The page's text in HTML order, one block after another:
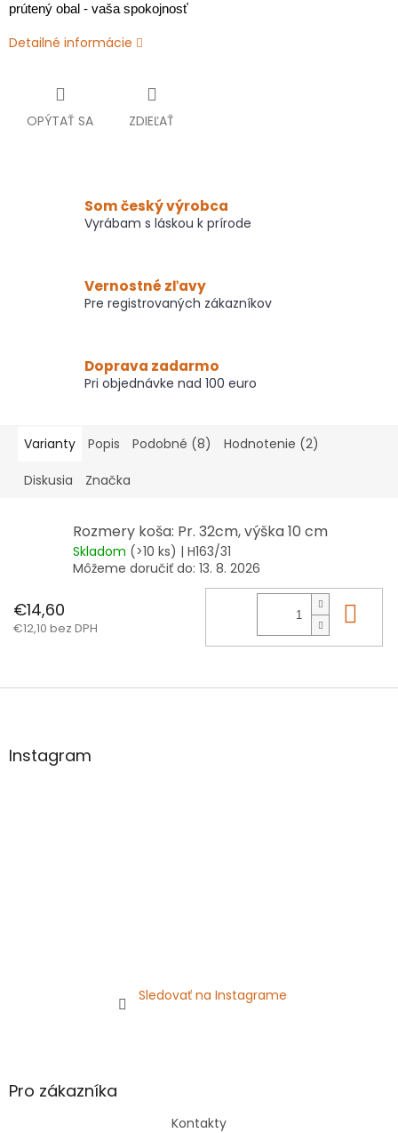
prútený obal - vaša spokojnosť
Detailné informácie
OPÝTAŤ SA ZDIEĽAŤ
Som český výrobca
Vyrábam s láskou k prírode
Vernostné zľavy
Pre registrovaných zákazníkov
Doprava zadarmo
Pri objednávke nad 100 euro
Varianty Popis Podobné (8) Hodnotenie (2)
Diskusia Značka
Rozmery koša: Pr. 32cm, výška 10 cm
Skladom (>10 ks) | H163/31
Môžeme doručiť do: 13. 8. 2026
€14,60
€12,10 bez DPH
Z
äInstagram
Sledovať na Instagrame
Pro zákazníka
Kontakty